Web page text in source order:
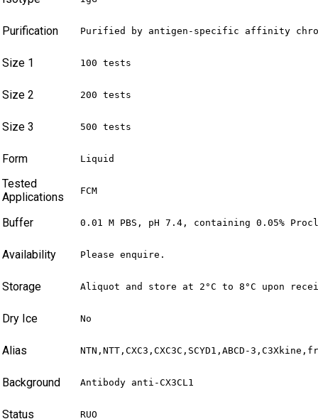
Purification Purified by antigen-specific affinity
Size 1 100 tests
Size 2 200 tests
Size 3 500 tests
Form Liquid
Tested
Applications
FCM
Buffer 0.01 M PBS, pH 7.4, containing 0.05%
Availability Please enquire.
Storage Aliquot and store at 2°C to 8°C upon
Dry Ice No
Alias NTN,NTT,CXC3,CXC3C,SCYD1,ABCD-
Background Antibody anti-CX3CL1
Status RUO